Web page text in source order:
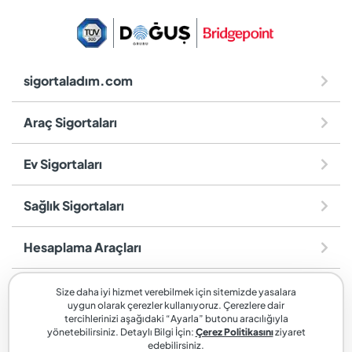
sigortaladım.com
Araç Sigortaları
Ev Sigortaları
Sağlık Sigortaları
Hesaplama Araçları
Diğer
sigortaladım.com, SİGORTALADIM SİGORTA VE REASÜRANS
BROKERLİĞİ A.Ş. markasıdır.
Size daha iyi hizmet verebilmek için sitemizde yasalara
uygun olarak çerezler kullanıyoruz. Çerezlere dair
tercihlerinizi aşağıdaki “Ayarla” butonu aracılığıyla
yönetebilirsiniz. Detaylı Bilgi İçin: Çerez Politikasınıziyaret
edebilirsiniz.